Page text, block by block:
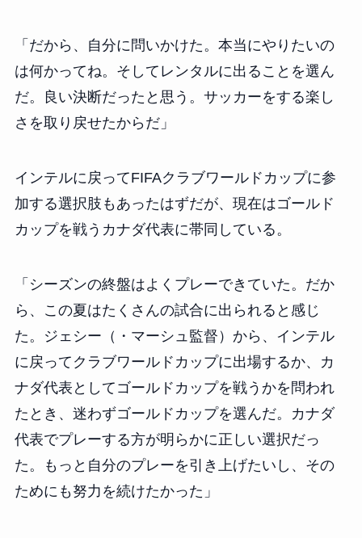
「だから、自分に問いかけた。本当にやりたいの
は何かってね。そしてレンタルに出ることを選ん
だ。良い決断だったと思う。サッカーをする楽し
さを取り戻せたからだ」
インテルに戻ってFIFAクラブワールドカップに参
加する選択肢もあったはずだが、現在はゴールド
カップを戦うカナダ代表に帯同している。
「シーズンの終盤はよくプレーできていた。だか
ら、この夏はたくさんの試合に出られると感じ
た。ジェシー（・マーシュ監督）から、インテル
に戻ってクラブワールドカップに出場するか、カ
ナダ代表としてゴールドカップを戦うかを問われ
たとき、迷わずゴールドカップを選んだ。カナダ
代表でプレーする方が明らかに正しい選択だっ
た。もっと自分のプレーを引き上げたいし、その
ためにも努力を続けたかった」